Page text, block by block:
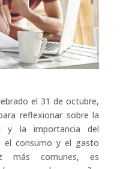
el 31 de octubre,
reflexionar sobre la
y la importancia del
el consumo y el gasto
más comunes, es